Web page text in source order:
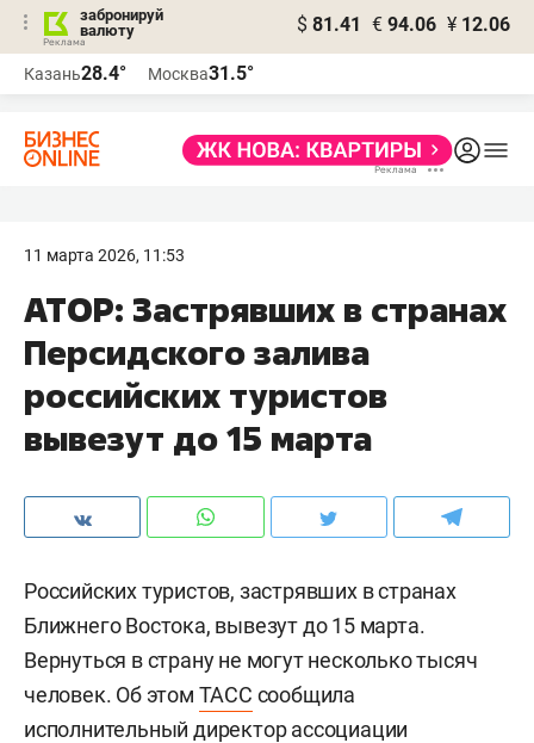
забронируй
валюту
$ 81.41 € 94.06 ¥ 12.06
Казань28.4° Москва31.5°
11 марта 2026, 11:53
АТОР: Застрявших в странах
Персидского залива
российских туристов
вывезут до 15 марта
Российских туристов, застрявших в странах
Ближнего Востока, вывезут до 15 марта.
Вернуться в страну не могут несколько тысяч
человек. Об этом ТАСС сообщила
исполнительный директор ассоциации